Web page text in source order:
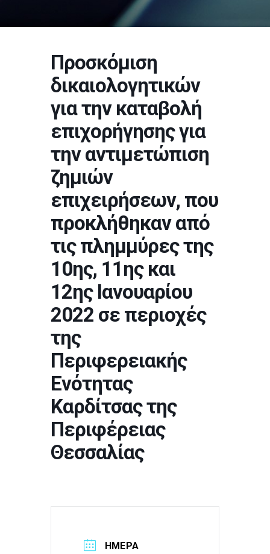
Προσκόμιση
δικαιολογητικών
για την καταβολή
επιχορήγησης για
την αντιμετώπιση
ζημιών
επιχειρήσεων, που
προκλήθηκαν από
τις πλημμύρες της
10ης, 11ης και
12ης Ιανουαρίου
2022 σε περιοχές
της
Περιφερειακής
Ενότητας
Καρδίτσας της
Περιφέρειας
Θεσσαλίας
ΗΜΕΡΑ